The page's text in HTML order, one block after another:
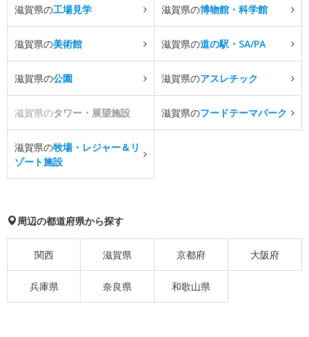
滋賀県の工場見学 滋賀県の博物館・科学館
滋賀県の美術館 滋賀県の道の駅・SA/PA
滋賀県の公園 滋賀県のアスレチック
滋賀県のタワー・展望施設 滋賀県のフードテーマパーク
滋賀県の牧場・レジャー＆リ
ゾート施設
周辺の都道府県から探す
関西 滋賀県 京都府 大阪府
兵庫県 奈良県 和歌山県